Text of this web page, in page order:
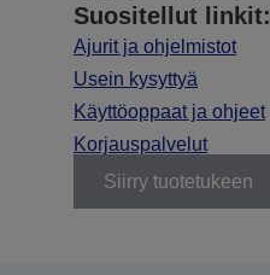
Suositellut linkit:
Ajurit ja ohjelmistot
Usein kysyttyä
Käyttöoppaat ja ohjeet
Korjauspalvelut
Siirry tuotetukeen